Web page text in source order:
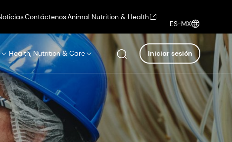
ContáctenosAnimal Nutrition & Health
ES-MX
Health, Nutrition & Care Iniciar sesión